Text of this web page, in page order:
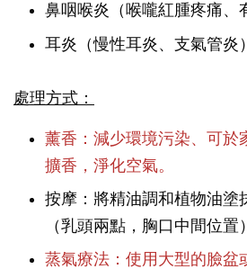
鼻咽喉炎（喉嚨紅腫疼痛、
耳炎（慢性耳炎、支氣管炎）
處理方式：
薰香：減少環境污染、可於
擴香，淨化空氣。
按摩：將精油調和植物油塗
（乳頭兩點，胸口中間位置
蒸氣療法：使用大型的臉盆